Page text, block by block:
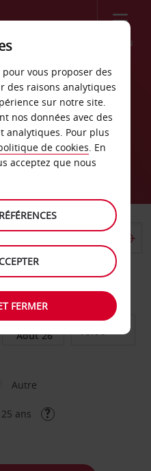
Menu
de
de retour
DATE DE RETOUR
Autre
ans
vous proposer des
des raisons analytiques
sur notre site.
nos données avec des
analytiques. Pour plus
de cookies. En
acceptez que nous
FERMER